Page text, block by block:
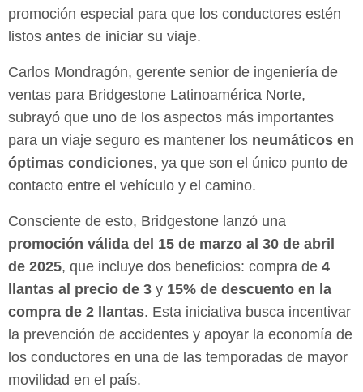
promoción especial para que los conductores estén
listos antes de iniciar su viaje.
Carlos Mondragón, gerente senior de ingeniería de
ventas para Bridgestone Latinoamérica Norte,
subrayó que uno de los aspectos más importantes
para un viaje seguro es mantener los neumáticos en
óptimas condiciones, ya que son el único punto de
contacto entre el vehículo y el camino.
Consciente de esto, Bridgestone lanzó una
promoción válida del 15 de marzo al 30 de abril
de 2025, que incluye dos beneficios: compra de 4
llantas al precio de 3 y 15% de descuento en la
compra de 2 llantas. Esta iniciativa busca incentivar
la prevención de accidentes y apoyar la economía de
los conductores en una de las temporadas de mayor
movilidad en el país.